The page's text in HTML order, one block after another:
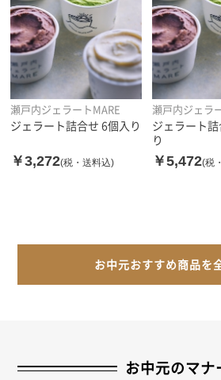
瀬戸内ジェラートMARE
ジェラート詰合せ 6個入り
￥3,272(税・送料込)
瀬戸内ジェラ
ジェラート
り
￥5,472(税
お中元おすすめ商品を
お中元のマナ